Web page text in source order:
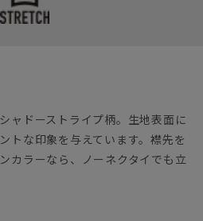
ャドーストライプ柄。生地表面に
トな印象を与えています。襟先を
カラーなら、ノーネクタイでも立